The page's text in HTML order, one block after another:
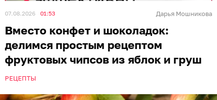
07.08.2026 01:53 Дарья Мошникова
Вместо конфет и шоколадок:
делимся простым рецептом
фруктовых чипсов из яблок и груш
РЕЦЕПТЫ